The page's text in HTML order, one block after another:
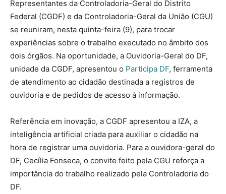
Representantes da Controladoria-Geral do Distrito
Federal (CGDF) e da Controladoria-Geral da União (CGU)
se reuniram, nesta quinta-feira (9), para trocar
experiências sobre o trabalho executado no âmbito dos
dois órgãos. Na oportunidade, a Ouvidoria-Geral do DF,
unidade da CGDF, apresentou o Participa DF, ferramenta
de atendimento ao cidadão destinada a registros de
ouvidoria e de pedidos de acesso à informação.
Referência em inovação, a CGDF apresentou a IZA, a
inteligência artificial criada para auxiliar o cidadão na
hora de registrar uma ouvidoria. Para a ouvidora-geral do
DF, Cecília Fonseca, o convite feito pela CGU reforça a
importância do trabalho realizado pela Controladoria do
DF.